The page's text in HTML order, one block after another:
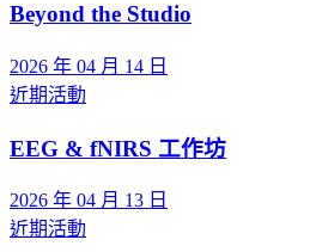
Beyond the Studio
2026 年 04 月 14 日
近期活動
EEG & fNIRS 工作坊
2026 年 04 月 13 日
近期活動